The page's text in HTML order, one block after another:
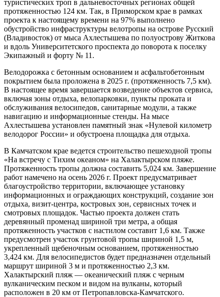
туристических троп в дальневосточных регионах общей
протяженностью 124 км. Так, в Приморском крае в рамках
проекта к настоящему времени на 97% выполнено
обустройство инфраструктуры велотропы на острове Русский
(Владивосток) от мыса Ахлестышева по полуострову Житкова
и вдоль Университетского проспекта до поворота к поселку
Экипажный и форту № 11.
Велодорожка с бетонным основанием и асфальтобетонным
покрытием была проложена в 2025 г. (протяженность 7,5 км).
В настоящее время завершается возведение объектов сервиса,
включая зоны отдыха, велопарковки, пункты проката и
обслуживания велосипедов, санитарные модули, а также
навигацию и информационные стенды. На мысе
Ахлестышева установлен памятный знак «Нулевой километр
велодорог России» и обустроена площадка для отдыха.
В Камчатском крае ведется строительство пешеходной тропы
«На встречу с Тихим океаном» на Халактырском пляже.
Протяженность тропы должна составить 5,024 км. Завершение
работ намечено на осень 2026 г. Проект предусматривает
благоустройство территории, включающее установку
информационных и ограждающих конструкций, создание зон
отдыха, визит-центра, костровых зон, сервисных точек и
смотровых площадок. Частью проекта должен стать
деревянный променад шириной три метра, а общая
протяженность участков с настилом составит 1,6 км. Также
предусмотрен участок грунтовой тропы шириной 1,5 м,
укрепленный щебеночным основанием, протяженностью
3,424 км. Для велосипедистов будет предназначен отдельный
маршрут шириной 3 м и протяженностью 2,3 км.
Халактырский пляж — океанический пляж с черным
вулканическим песком и видом на вулканы, который
расположен в 20 км от Петропавловска-Камчатского.